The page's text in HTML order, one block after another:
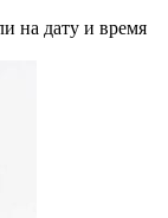
на дату и время